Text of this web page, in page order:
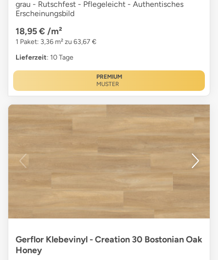
grau - Rutschfest - Pflegeleicht - Authentisches
Erscheinungsbild
18,95 € /m²
1 Paket: 3,36 m² zu 63,67 €
Lieferzeit: 10 Tage
PREMIUM
MUSTER
Gerflor Klebevinyl - Creation 30 Bostonian Oak
Honey